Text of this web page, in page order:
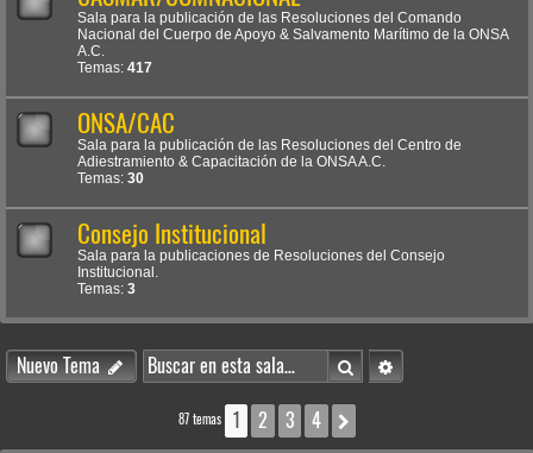
Sala para la publicación de las Resoluciones del Comando
Nacional del Cuerpo de Apoyo & Salvamento Marítimo de la ONSA
A.C.
Temas: 417
ONSA/CAC
Sala para la publicación de las Resoluciones del Centro de
Adiestramiento & Capacitación de la ONSA A.C.
Temas: 30
Consejo Institucional
Sala para la publicaciones de Resoluciones del Consejo
Institucional.
Temas: 3
Nuevo Tema BuscarBúsqueda avanzada
87 temas 1 2 3 4